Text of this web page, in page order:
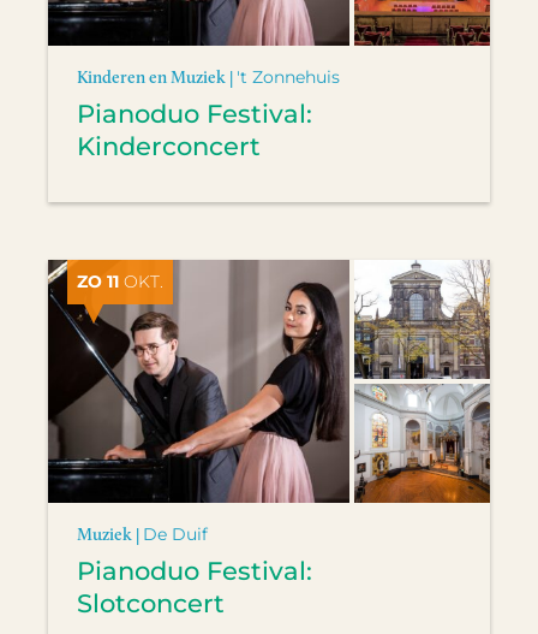
Kinderen en Muziek | 't Zonnehuis
Pianoduo Festival:
Kinderconcert
ZO 11 OKT.
Muziek | De Duif
Pianoduo Festival:
Slotconcert